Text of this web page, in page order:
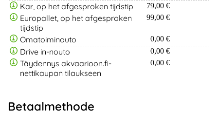
Kar, op het afgesproken tijdstip 79,00 €
Europallet, op het afgesproken
tijdstip
99,00 €
Omatoiminouto 0,00 €
Drive in-nouto 0,00 €
Täydennys akvaarioon.fi-
nettikaupan tilaukseen
0,00 €
Betaalmethode